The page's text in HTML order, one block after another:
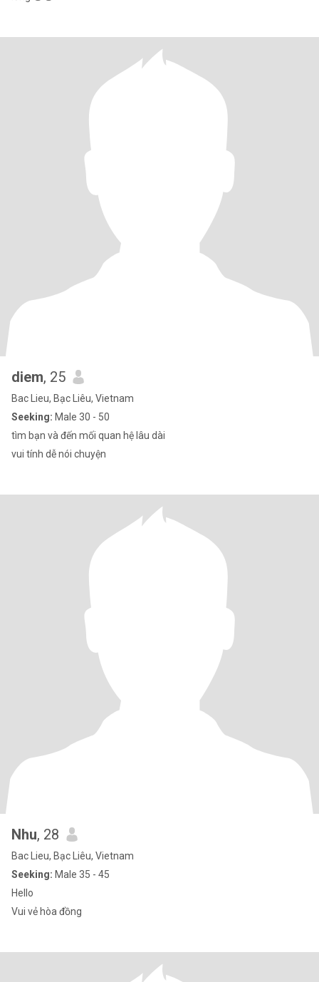
diem, 25
Bac Lieu, Bạc Liêu, Vietnam
Seeking: Male 30 - 50
tìm bạn và đến mối quan hệ lâu dài
vui tính dễ nói chuyện
Nhu, 28
Bac Lieu, Bạc Liêu, Vietnam
Seeking: Male 35 - 45
Hello
Vui vẻ hòa đồng